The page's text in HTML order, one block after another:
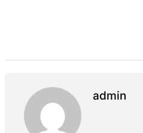
admin